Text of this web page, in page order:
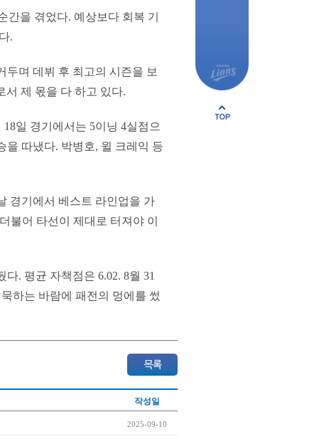
간을 겪었다. 예상보다 회복 기
.
두며 데뷔 후 최고의 시즌을 보
서 제 몫을 다 하고 있다.
일 경기에서는 5이닝 4실점으
을 따냈다. 박병호, 윌 크레익 등
경기에서 베스트 라인업을 가
불어 타선이 제대로 터져야 이
. 평균 자책점은 6.02. 8월 31
하는 바람에 패전의 멍에를 썼
작성일
2025-09-10